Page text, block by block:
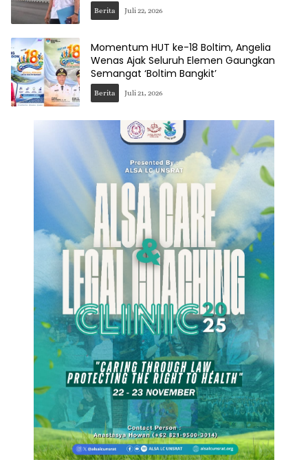
Berita Juli 22, 2026
Momentum HUT ke-18 Boltim, Angelia
Wenas Ajak Seluruh Elemen Gaungkan
Semangat ‘Boltim Bangkit’
Berita Juli 21, 2026